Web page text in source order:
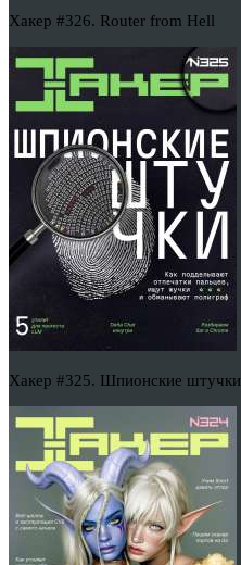
Хакер #326. Router from Hell
Хакер #325. Шпионские штучки